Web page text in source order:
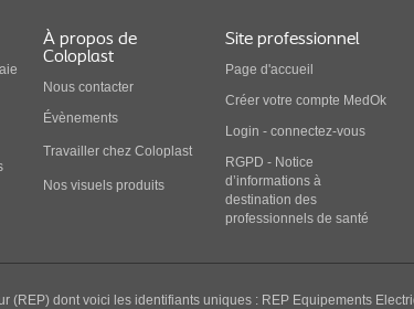
À propos de
Coloplast
Nous contacter
Évènements
Travailler chez Coloplast
Nos visuels produits
Site professionnel
Page d'accueil
Créer votre compte MedOk
Login - connectez-vous
RGPD - Notice
d’informations à
destination des
professionnels de santé
(REP) dont voici les identifiants uniques : REP Equipements